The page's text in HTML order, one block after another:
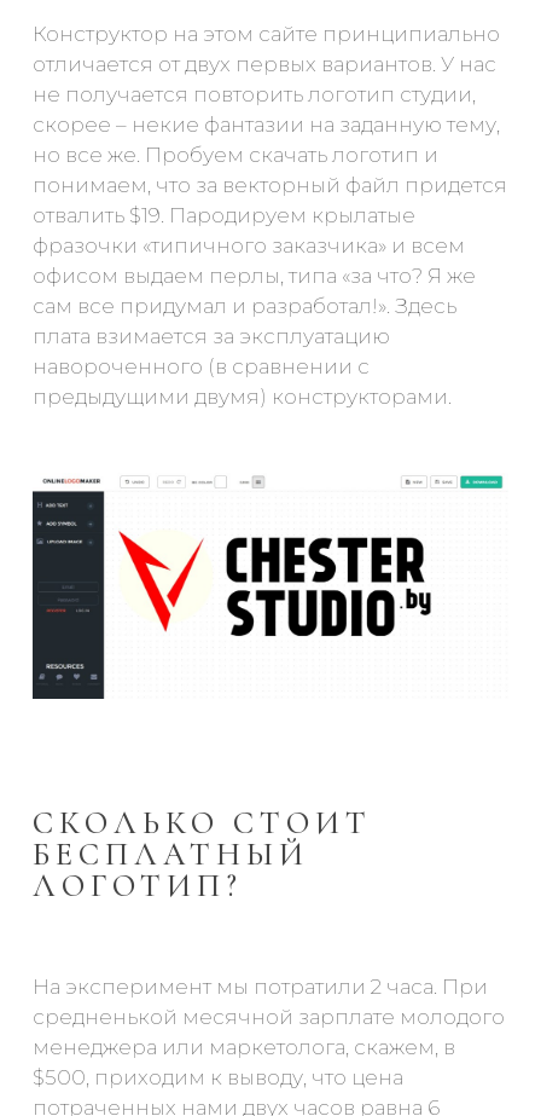
Конструктор на этом сайте принципиально
отличается от двух первых вариантов. У нас
не получается повторить логотип студии,
скорее – некие фантазии на заданную тему,
но все же. Пробуем скачать логотип и
понимаем, что за векторный файл придется
отвалить $19. Пародируем крылатые
фразочки «типичного заказчика» и всем
офисом выдаем перлы, типа «за что? Я же
сам все придумал и разработал!». Здесь
плата взимается за эксплуатацию
навороченного (в сравнении с
предыдущими двумя) конструкторами.
СКОЛЬКО СТОИТ
БЕСПЛАТНЫЙ
ЛОГОТИП?
На эксперимент мы потратили 2 часа. При
средненькой месячной зарплате молодого
менеджера или маркетолога, скажем, в
$500, приходим к выводу, что цена
потраченных нами двух часов равна 6